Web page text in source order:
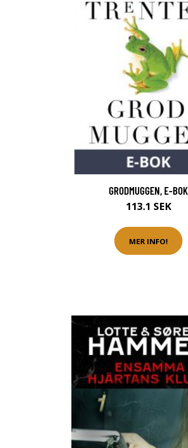
GRODMUGGEN, E-BOK
113.1 SEK
MER INFO!